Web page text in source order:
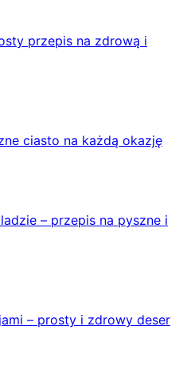
przepis na zdrową i
ciasto na każdą okazję
– przepis na pyszne i
– prosty i zdrowy deser